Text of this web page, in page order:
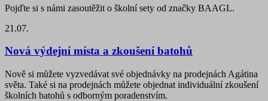
Pojďte si s námi zasoutěžit o školní sety od značky BAAGL.
21.07.
Nová výdejní místa a zkoušení batohů
Nově si můžete vyzvedávat své objednávky na prodejnách Agátina
světa. Také si na prodejnách můžete objednat individuální zkoušení
školních batohů s odborným poradenstvím.